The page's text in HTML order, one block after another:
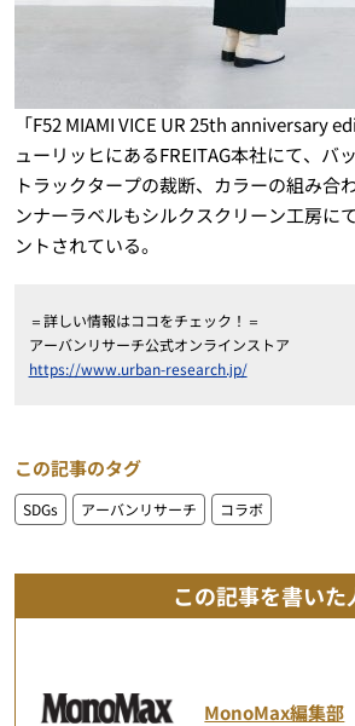
「F52 MIAMI VICE UR 25th anniversary
ューリッヒにあるFREITAG本社にて、バ
トラックタープの裁断、カラーの組み合
ンナーラベルもシルクスクリーン工房に
ントされている。
＝詳しい情報はココをチェック！＝
アーバンリサーチ公式オンラインストア
https://www.urban-research.jp/
この記事のタグ
SDGs アーバンリサーチ コラボ
この記事を書いた
MonoMax編集部